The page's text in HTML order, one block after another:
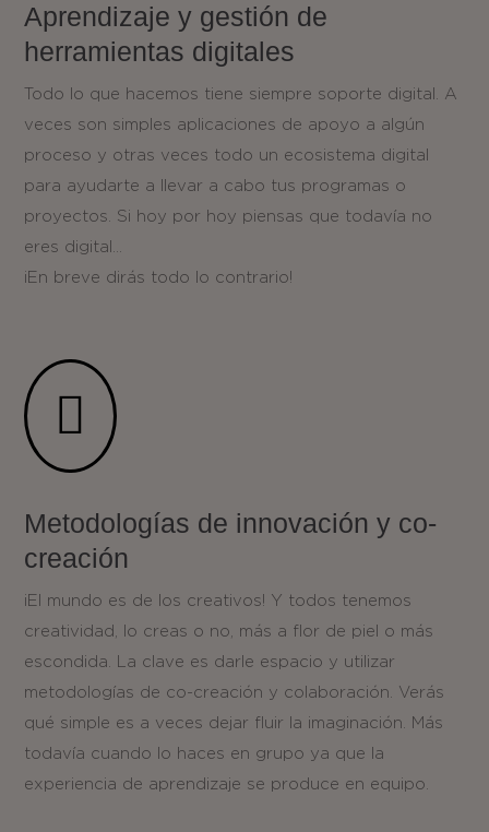
Aprendizaje y gestión de
herramientas digitales
Todo lo que hacemos tiene siempre soporte digital. A
veces son simples aplicaciones de apoyo a algún
proceso y otras veces todo un ecosistema digital
para ayudarte a llevar a cabo tus programas o
proyectos. Si hoy por hoy piensas que todavía no
eres digital…
¡En breve dirás todo lo contrario!

Metodologías de innovación y co-
creación
¡El mundo es de los creativos! Y todos tenemos
creatividad, lo creas o no, más a flor de piel o más
escondida. La clave es darle espacio y utilizar
metodologías de co-creación y colaboración. Verás
qué simple es a veces dejar fluir la imaginación. Más
todavía cuando lo haces en grupo ya que la
experiencia de aprendizaje se produce en equipo.